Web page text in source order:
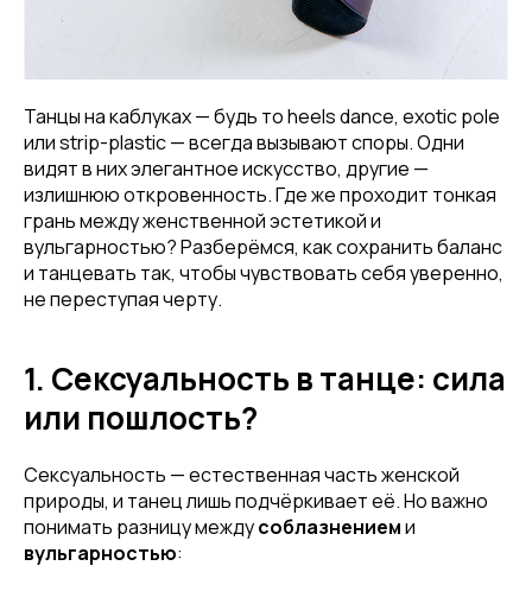
Танцы на каблуках — будь то heels dance, exotic pole
или strip-plastic — всегда вызывают споры. Одни
видят в них элегантное искусство, другие —
излишнюю откровенность. Где же проходит тонкая
грань между женственной эстетикой и
вульгарностью? Разберёмся, как сохранить баланс
и танцевать так, чтобы чувствовать себя уверенно,
не переступая черту.
1. Сексуальность в танце: сила
или пошлость?
Сексуальность — естественная часть женской
природы, и танец лишь подчёркивает её. Но важно
понимать разницу междусоблазнениеми
вульгарностью: